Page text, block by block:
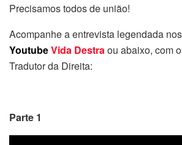
Precisamos todos de união!
Acompanhe a entrevista legendada
YoutubeVida Destra ou abaixo, com
Tradutor da Direita:
Parte 1